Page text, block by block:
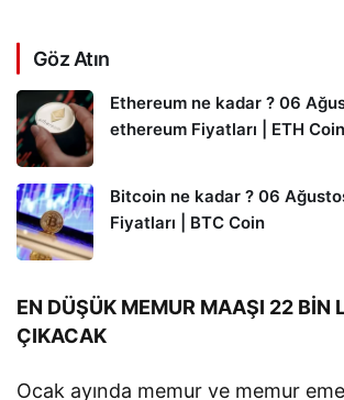
Göz Atın
Ethereum ne kadar ? 06
ethereum Fiyatları | ETH Coin
Bitcoin ne kadar ? 06
Fiyatları | BTC Coin
EN DÜŞÜK MEMUR MAAŞI 22 BİN
ÇIKACAK
Ocak ayında memur ve memur